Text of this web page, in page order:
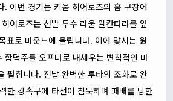
. 이번 경기는 키움 히어로즈의 홈 구장에
어로즈는 선발 투수 라울 알칸타라를 앞
표로 마운드에 올립니다. 이에 맞서는 원
함덕주를 오프너로 내세우는 변칙적인 마
펼칩니다. 전날 완벽한 투타의 조화로 완
한 강속구에 타선이 침묵하며 패배를 당한